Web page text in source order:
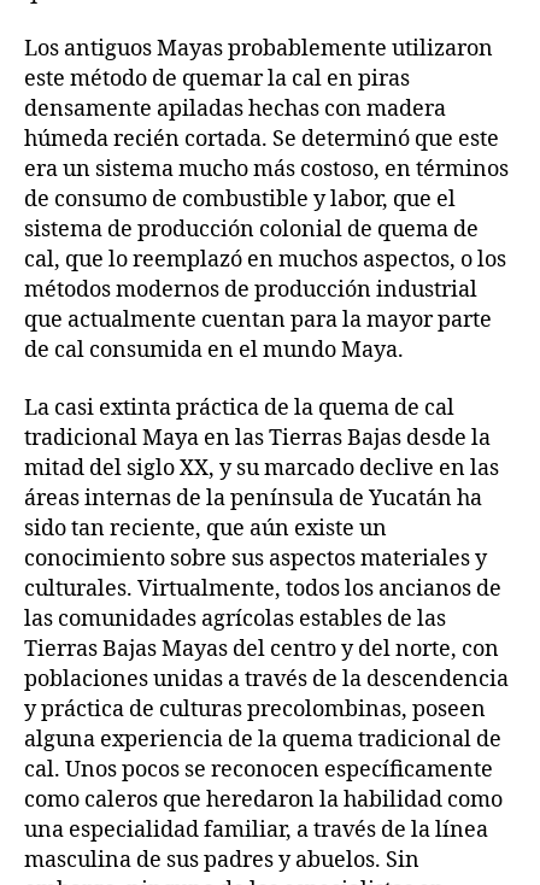
Los antiguos Mayas probablemente utilizaron
este método de quemar la cal en piras
densamente apiladas hechas con madera
húmeda recién cortada. Se determinó que este
era un sistema mucho más costoso, en términos
de consumo de combustible y labor, que el
sistema de producción colonial de quema de
cal, que lo reemplazó en muchos aspectos, o los
métodos modernos de producción industrial
que actualmente cuentan para la mayor parte
de cal consumida en el mundo Maya.
La casi extinta práctica de la quema de cal
tradicional Maya en las Tierras Bajas desde la
mitad del siglo XX, y su marcado declive en las
áreas internas de la península de Yucatán ha
sido tan reciente, que aún existe un
conocimiento sobre sus aspectos materiales y
culturales. Virtualmente, todos los ancianos de
las comunidades agrícolas estables de las
Tierras Bajas Mayas del centro y del norte, con
poblaciones unidas a través de la descendencia
y práctica de culturas precolombinas, poseen
alguna experiencia de la quema tradicional de
cal. Unos pocos se reconocen específicamente
como caleros que heredaron la habilidad como
una especialidad familiar, a través de la línea
masculina de sus padres y abuelos. Sin